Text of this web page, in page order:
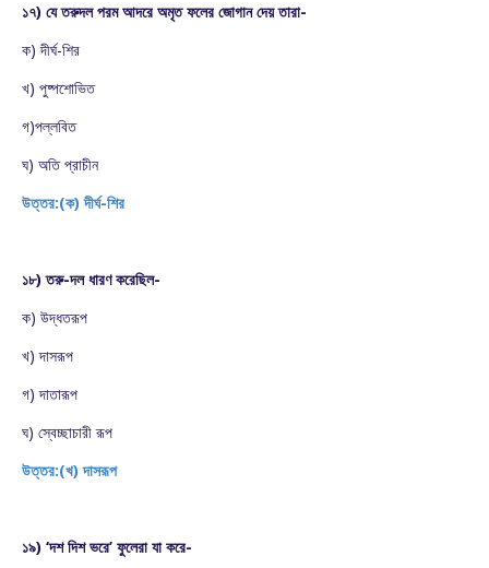
১৭) যে তরুদল পরম আদরে অমৃত ফলের জোগান দেয় তারা-
ক) দীর্ঘ-শির
খ) পুষ্পশোভিত
গ)পল্লবিত
ঘ) অতি প্রাচীন
উত্তর:(ক) দীর্ঘ-শির
১৮) তরু-দল ধারণ করেছিল-
ক) উদ্ধতরূপ
খ) দাসরূপ
গ) দাতারূপ
ঘ) স্বেচ্ছাচারী রূপ
উত্তর:(খ) দাসরূপ
১৯) ‘দশ দিশ ভরে’ ফুলেরা যা করে-